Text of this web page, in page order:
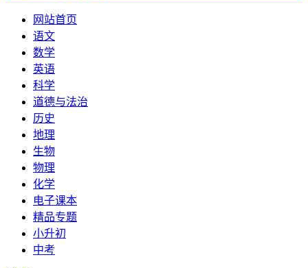
网站首页
语文
数学
英语
科学
道德与法治
历史
地理
生物
物理
化学
电子课本
精品专题
小升初
中考